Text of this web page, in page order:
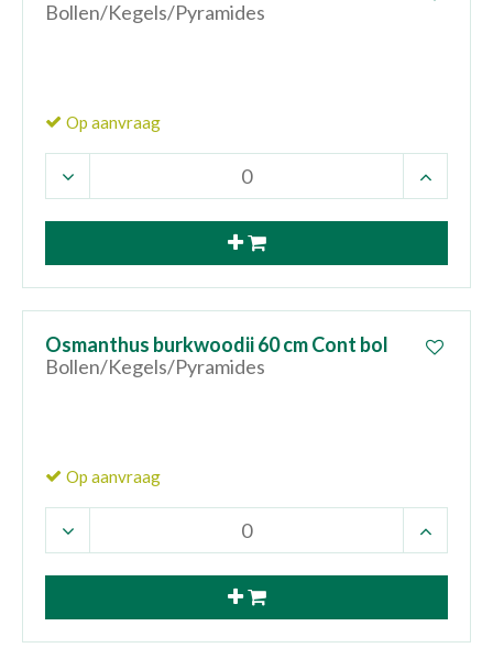
Bollen/Kegels/Pyramides
Op aanvraag
Osmanthus burkwoodii 60 cm Cont bol
Bollen/Kegels/Pyramides
Op aanvraag